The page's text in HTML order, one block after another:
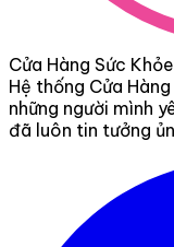
Cửa Hàng Sức Khỏe
Hệ thống Cửa
những người mình
đã luôn tin tưởng